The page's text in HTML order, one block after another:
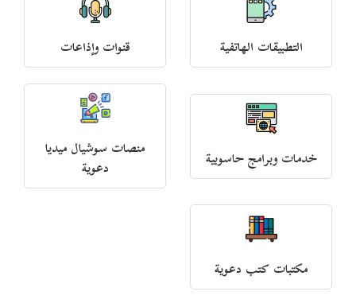
التطبيقات الهاتفية قنوات وإذاعات
خدمات وبرامج حاسوبية
منصات سوشيال ميديا
دعوية
مكتبات كتب دعوية